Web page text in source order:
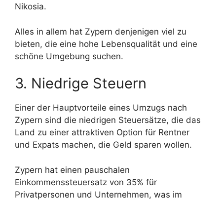
Nikosia.
Alles in allem hat Zypern denjenigen viel zu
bieten, die eine hohe Lebensqualität und eine
schöne Umgebung suchen.
3. Niedrige Steuern
Einer der Hauptvorteile eines Umzugs nach
Zypern sind die niedrigen Steuersätze, die das
Land zu einer attraktiven Option für Rentner
und Expats machen, die Geld sparen wollen.
Zypern hat einen pauschalen
Einkommenssteuersatz von 35% für
Privatpersonen und Unternehmen, was im